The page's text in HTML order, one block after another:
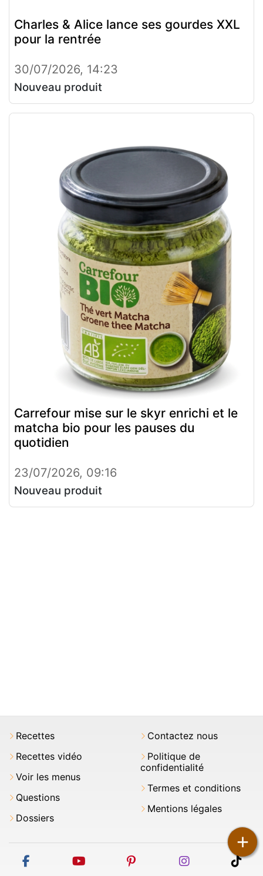
+
Charles & Alice lance ses gourdes XXL
pour la rentrée
30/07/2026, 14:23
Nouveau produit
Carrefour mise sur le skyr enrichi et le
matcha bio pour les pauses du
quotidien
23/07/2026, 09:16
Nouveau produit
Recettes
Recettes vidéo
Voir les menus
Questions
Dossiers
Contactez nous
Politique de
confidentialité
Termes et conditions
Mentions légales
facebook youtube pinterest instagram